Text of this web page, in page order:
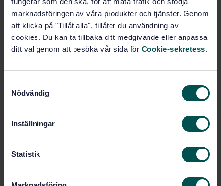
fungerar som den ska, för att mäta trafik och stödja
marknadsföringen av våra produkter och tjänster. Genom
att klicka på "Tillåt alla", tillåter du användning av
cookies. Du kan ta tillbaka ditt medgivande eller anpassa
ditt val genom att besöka vår sida för Cookie-sekretess.
Nödvändig
Inställningar
Statistik
Kommittén ska utveckla standarder relaterade till Brain-
Computer Interfaces (BCIs) som omfattar:
Grundläggande definitioner
Säkerhetskrav
11 februari 2026